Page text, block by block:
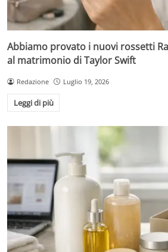
Abbiamo provato i nuovi rossetti
al matrimonio di Taylor Swift
Redazione Luglio 19, 2026
Leggi di più